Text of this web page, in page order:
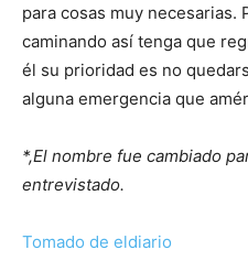
para cosas muy necesarias.
caminando así tenga que
él su prioridad es no
alguna emergencia que
*,El nombre fue cambiado
entrevistado.
Tomado de eldiario